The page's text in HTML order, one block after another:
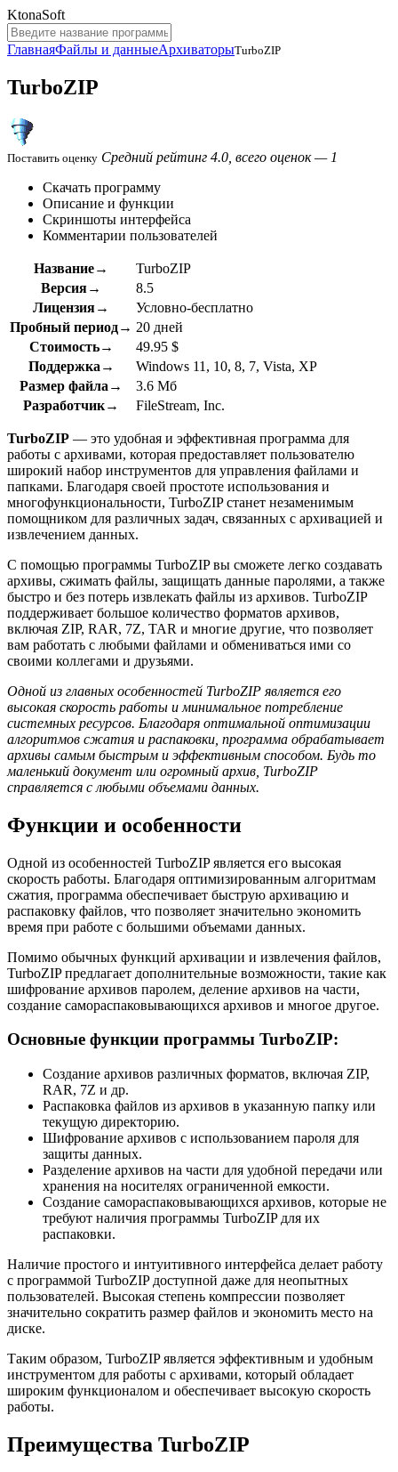
KtonaSoft
ГлавнаяФайлы и данныеАрхиваторыTurboZIP
TurboZIP
Поставить оценку Средний рейтинг 4.0, всего оценок — 1
Скачать программу
Описание и функции
Скриншоты интерфейса
Комментарии пользователей
Название→
TurboZIP
Версия→
8.5
Лицензия→
Условно-бесплатно
Пробный период→ 20 дней
Стоимость→
49.95 $
Поддержка→
Windows 11, 10, 8, 7, Vista, XP
Размер файла→
3.6 Мб
Разработчик→
FileStream, Inc.
TurboZIP — это удобная и эффективная программа для
работы с архивами, которая предоставляет пользователю
широкий набор инструментов для управления файлами и
папками. Благодаря своей простоте использования и
многофункциональности, TurboZIP станет незаменимым
помощником для различных задач, связанных с архивацией и
извлечением данных.
С помощью программы TurboZIP вы сможете легко создавать
архивы, сжимать файлы, защищать данные паролями, а также
быстро и без потерь извлекать файлы из архивов. TurboZIP
поддерживает большое количество форматов архивов,
включая ZIP, RAR, 7Z, TAR и многие другие, что позволяет
вам работать с любыми файлами и обмениваться ими со
своими коллегами и друзьями.
Одной из главных особенностей TurboZIP является его
высокая скорость работы и минимальное потребление
системных ресурсов. Благодаря оптимальной оптимизации
алгоритмов сжатия и распаковки, программа обрабатывает
архивы самым быстрым и эффективным способом. Будь то
маленький документ или огромный архив, TurboZIP
справляется с любыми объемами данных.
Функции и особенности
Одной из особенностей TurboZIP является его высокая
скорость работы. Благодаря оптимизированным алгоритмам
сжатия, программа обеспечивает быструю архивацию и
распаковку файлов, что позволяет значительно экономить
время при работе с большими объемами данных.
Помимо обычных функций архивации и извлечения файлов,
TurboZIP предлагает дополнительные возможности, такие как
шифрование архивов паролем, деление архивов на части,
создание самораспаковывающихся архивов и многое другое.
Основные функции программы TurboZIP:
Создание архивов различных форматов, включая ZIP,
RAR, 7Z и др.
Распаковка файлов из архивов в указанную папку или
текущую директорию.
Шифрование архивов с использованием пароля для
защиты данных.
Разделение архивов на части для удобной передачи или
хранения на носителях ограниченной емкости.
Создание самораспаковывающихся архивов, которые не
требуют наличия программы TurboZIP для их
распаковки.
Наличие простого и интуитивного интерфейса делает работу
с программой TurboZIP доступной даже для неопытных
пользователей. Высокая степень компрессии позволяет
значительно сократить размер файлов и экономить место на
диске.
Таким образом, TurboZIP является эффективным и удобным
инструментом для работы с архивами, который обладает
широким функционалом и обеспечивает высокую скорость
работы.
Преимущества TurboZIP